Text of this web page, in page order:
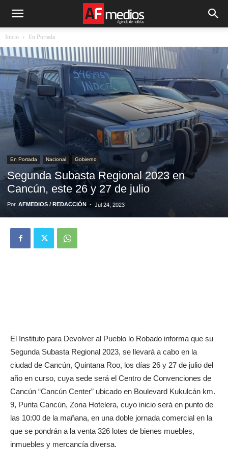
Inicio En Portada
En Portada Nacional Gobierno
Segunda Subasta Regional 2023 en
Cancún, este 26 y 27 de julio
Por AFMEDIOS / REDACCIÓN - Jul 24, 2023
El Instituto para Devolver al Pueblo lo Robado informa que su
Segunda Subasta Regional 2023, se llevará a cabo en la
ciudad de Cancún, Quintana Roo, los días 26 y 27 de julio del
año en curso, cuya sede será el Centro de Convenciones de
Cancún “Cancún Center” ubicado en Boulevard Kukulcán km.
9, Punta Cancún, Zona Hotelera, cuyo inicio será en punto de
las 10:00 de la mañana, en una doble jornada comercial en la
que se pondrán a la venta 326 lotes de bienes muebles,
inmuebles y mercancía diversa.